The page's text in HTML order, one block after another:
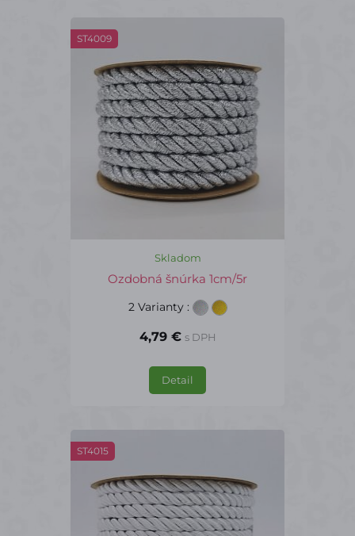
ST4009
Skladom
Ozdobná šnúrka 1cm/5r
2 Varianty :
4,79 € s DPH
Detail
ST4015